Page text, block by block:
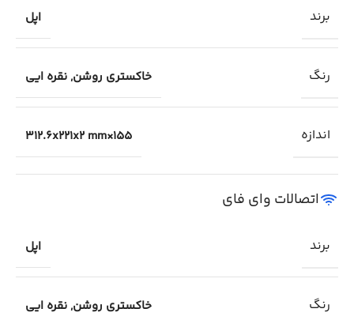
برند اپل
رنگ خاکستری روشن,نقره ایی
اندازه 155×312.6x221x2 mm
اتصالات وای فای
برند اپل
رنگ خاکستری روشن,نقره ایی